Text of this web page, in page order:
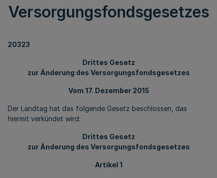
Versorgungsfondsgesetzes
20323
Drittes Gesetz
zur Änderung des Versorgungsfondsgesetzes
Vom 17. Dezember 2015
Der Landtag hat das folgende Gesetz beschlossen, das
hiermit verkündet wird:
Drittes Gesetz
zur Änderung des Versorgungsfondsgesetzes
Artikel 1